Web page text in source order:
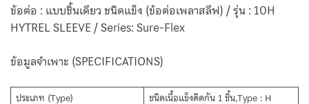
ข้อต่อ : แบบชิ้นเดียว ชนิดแข็ง (ข้อต่อเพลาสลีฟ) / รุ่น : 10H
HYTREL SLEEVE / Series: Sure-Flex
ข้อมูลจำเพาะ (SPECIFICATIONS)
ประเภท (Type)
ชนิดเนื้อแข็งติดกัน 1 ชิ้น,Type : H